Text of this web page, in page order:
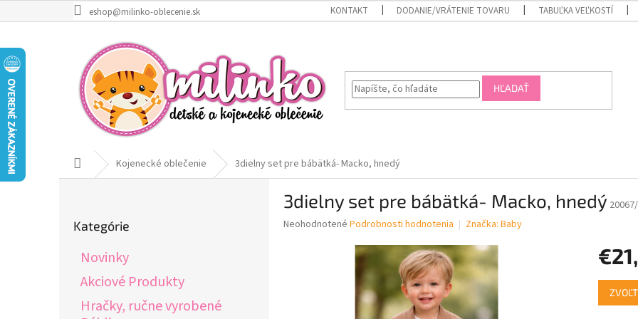
na
eshop@milinko-oblecenie.sk KONTAKT DODANIE/VRÁTENIE TOVARU TABUĽKA VEĽKOSTÍ
HĽADAŤ
DomovKojenecké oblečenie 3dielny set pre bábätká- Macko, hnedý
kategórie
Kategórie
Novinky
Akciové Produkty
Hračky, ručne vyrobené
3dielny set pre bábätká- Macko, hnedý
Priemerné
Neohodnotené Podrobnosti hodnotenia Značka: Baby
cena: